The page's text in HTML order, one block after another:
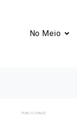
No Meio
PUBLICIDADE